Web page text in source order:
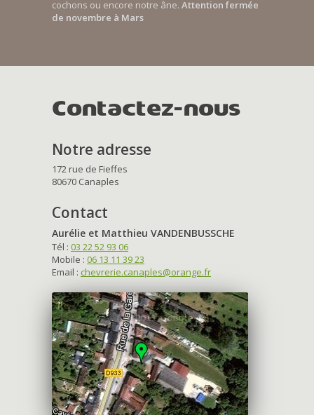
cochons ou encore notre âne. Attention fermée
de novembre à Mars
Contactez-nous
Notre adresse
172 rue de Fieffes
80670 Canaples
Contact
Aurélie et Matthieu VANDENBUSSCHE
Tél : 03 22 52 93 06
Mobile : 06 13 11 39 23
Email : chevrerie.canaples@orange.fr